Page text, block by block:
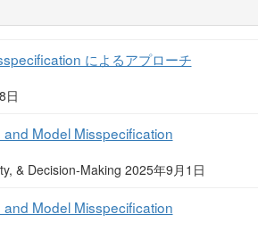
によるアプローチ
日
Model Misspecification
& Decision-Making 2025年9月1日
Model Misspecification